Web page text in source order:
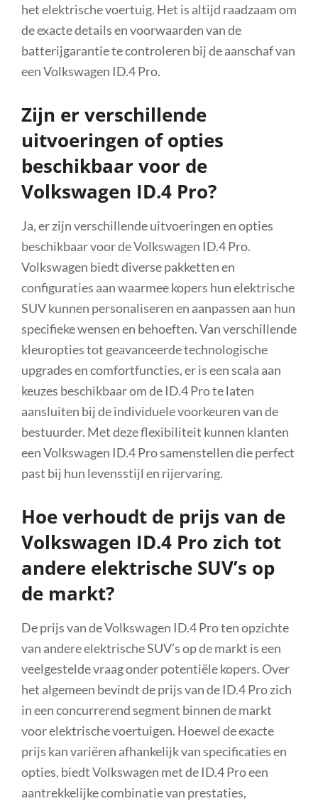
het elektrische voertuig. Het is altijd raadzaam om
de exacte details en voorwaarden van de
batterijgarantie te controleren bij de aanschaf van
een Volkswagen ID.4 Pro.
Zijn er verschillende
uitvoeringen of opties
beschikbaar voor de
Volkswagen ID.4 Pro?
Ja, er zijn verschillende uitvoeringen en opties
beschikbaar voor de Volkswagen ID.4 Pro.
Volkswagen biedt diverse pakketten en
configuraties aan waarmee kopers hun elektrische
SUV kunnen personaliseren en aanpassen aan hun
specifieke wensen en behoeften. Van verschillende
kleuropties tot geavanceerde technologische
upgrades en comfortfuncties, er is een scala aan
keuzes beschikbaar om de ID.4 Pro te laten
aansluiten bij de individuele voorkeuren van de
bestuurder. Met deze flexibiliteit kunnen klanten
een Volkswagen ID.4 Pro samenstellen die perfect
past bij hun levensstijl en rijervaring.
Hoe verhoudt de prijs van de
Volkswagen ID.4 Pro zich tot
andere elektrische SUV’s op
de markt?
De prijs van de Volkswagen ID.4 Pro ten opzichte
van andere elektrische SUV’s op de markt is een
veelgestelde vraag onder potentiële kopers. Over
het algemeen bevindt de prijs van de ID.4 Pro zich
in een concurrerend segment binnen de markt
voor elektrische voertuigen. Hoewel de exacte
prijs kan variëren afhankelijk van specificaties en
opties, biedt Volkswagen met de ID.4 Pro een
aantrekkelijke combinatie van prestaties,